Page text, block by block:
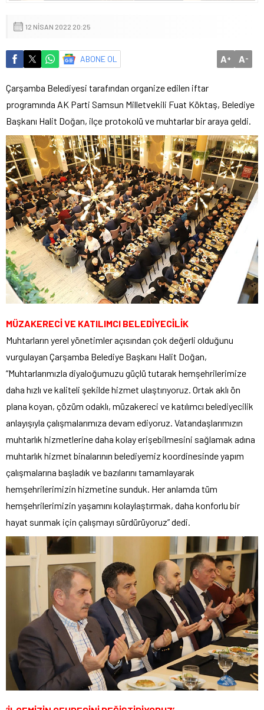
12 NISAN 2022 20:25
ABONE OL A+ A-
Çarşamba Belediyesi tarafından organize edilen iftar
programında AK Parti Samsun Milletvekili Fuat Köktaş, Belediye
Başkanı Halit Doğan, ilçe protokolü ve muhtarlar bir araya geldi.
MÜZAKERECİ VE KATILIMCI BELEDİYECİLİK
Muhtarların yerel yönetimler açısından çok değerli olduğunu
vurgulayan Çarşamba Belediye Başkanı Halit Doğan,
“Muhtarlarımızla diyaloğumuzu güçlü tutarak hemşehrilerimize
daha hızlı ve kaliteli şekilde hizmet ulaştırıyoruz. Ortak aklı ön
plana koyan, çözüm odaklı, müzakereci ve katılımcı belediyecilik
anlayışıyla çalışmalarımıza devam ediyoruz. Vatandaşlarımızın
muhtarlık hizmetlerine daha kolay erişebilmesini sağlamak adına
muhtarlık hizmet binalarının belediyemiz koordinesinde yapım
çalışmalarına başladık ve bazılarını tamamlayarak
hemşehrilerimizin hizmetine sunduk. Her anlamda tüm
hemşehrilerimizin yaşamını kolaylaştırmak, daha konforlu bir
hayat sunmak için çalışmayı sürdürüyoruz” dedi.